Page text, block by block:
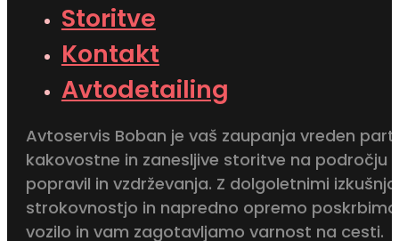
Storitve
Kontakt
Avtodetailing
Avtoservis Boban je vaš zaupanja vreden
kakovostne in zanesljive storitve na področju
popravil in vzdrževanja. Z dolgoletnimi
strokovnostjo in napredno opremo
vozilo in vam zagotavljamo varnost na cesti.